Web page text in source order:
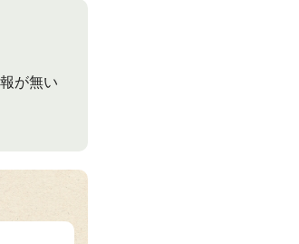
が無い